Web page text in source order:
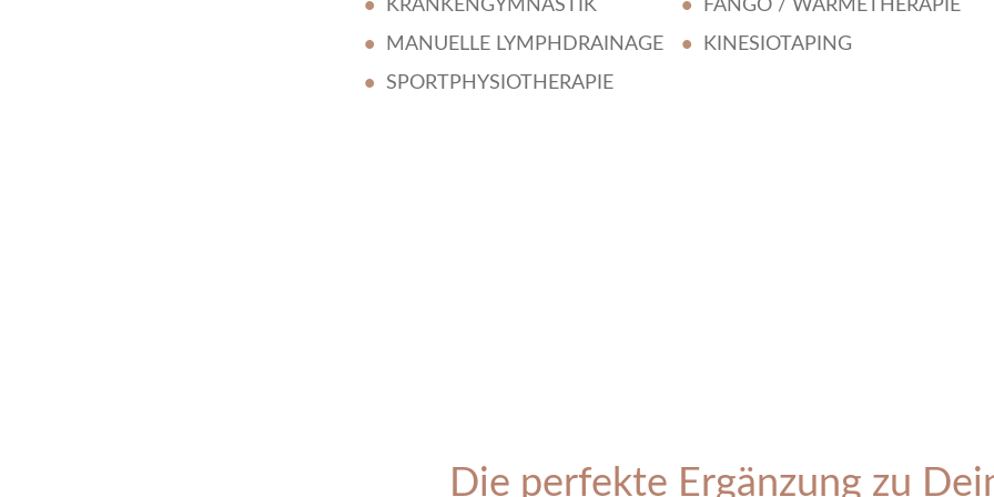
KRANKENGYMNASTIK
MANUELLE LYMPHDRAINAGE
SPORTPHYSIOTHERAPIE
FANGO / WÄRMETHERAPIE
KINESIOTAPING
Die perfekte Ergänzung zu